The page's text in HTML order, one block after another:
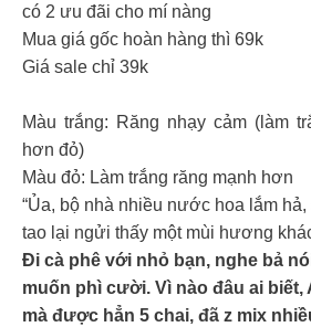
có 2 ưu đãi cho mí nàng
Mua giá gốc hoàn hàng thì 69k
Giá sale chỉ 39k
Màu trắng: Răng nhạy cảm (làm
hơn đỏ)
Màu đỏ: Làm trắng răng mạnh hơn
“Ủa, bộ nhà nhiều nước hoa lắm
tao lại ngửi thấy một mùi hương
Đi cà phê với nhỏ bạn, nghe bả
muốn phì cười. Vì nào đâu ai biết,
mà được hẳn 5 chai, đã z mix